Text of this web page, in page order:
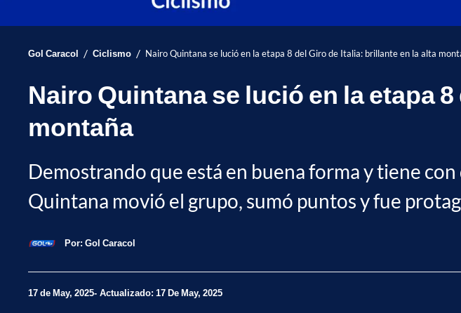
Gol Caracol / Ciclismo / Nairo Quintana se lució en la etapa 8 del Giro de Italia: brillante en la alta
Nairo Quintana se lució en la etapa
montaña
Demostrando que está en buena forma y tiene
Quintana movió el grupo, sumó puntos y fue
Por: Gol Caracol
17 de May, 2025 Actualizado: 17 De May, 2025